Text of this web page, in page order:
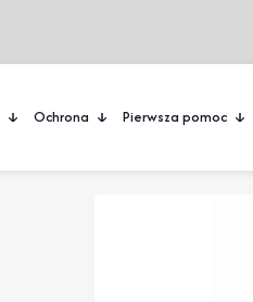
Ochrona Pierwsza pomoc